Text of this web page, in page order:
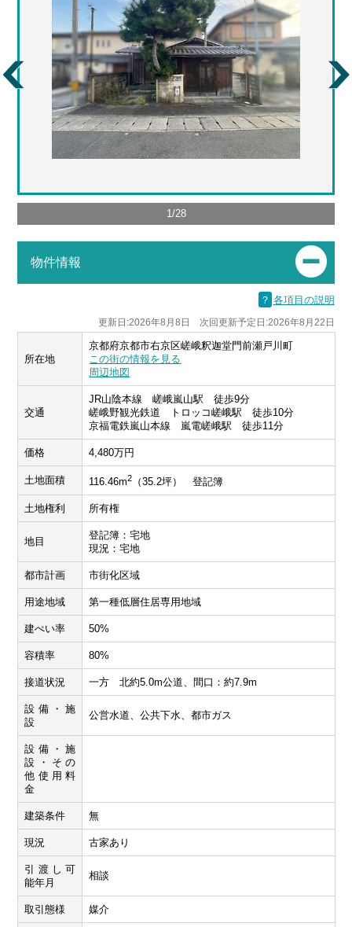
1/28
物件情報
？ 各項目の説明
更新日:2026年8月8日 次回更新予定日:2026年8月22日
所在地
京都府京都市右京区嵯峨釈迦堂門前瀬戸川町
この街の情報を見る
周辺地図
交通
JR山陰本線 嵯峨嵐山駅 徒歩9分
嵯峨野観光鉄道 トロッコ嵯峨駅 徒歩10分
京福電鉄嵐山本線 嵐電嵯峨駅 徒歩11分
価格 4,480万円
土地面積 116.46m2 （35.2坪） 登記簿
土地権利 所有権
地目
登記簿：宅地
現況：宅地
都市計画 市街化区域
用途地域 第一種低層住居専用地域
建ぺい率 50%
容積率 80%
接道状況 一方 北約5.0m公道、間口：約7.9m
設備・施
設
公営水道、公共下水、都市ガス
設備・施
設・その
他使用料
金
建築条件 無
現況 古家あり
引渡し可
能年月
相談
取引態様 媒介